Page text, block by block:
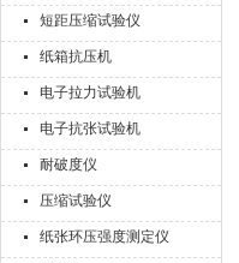
短距压缩试验仪
纸箱抗压机
电子拉力试验机
电子抗张试验机
耐破度仪
压缩试验仪
纸张环压强度测定仪